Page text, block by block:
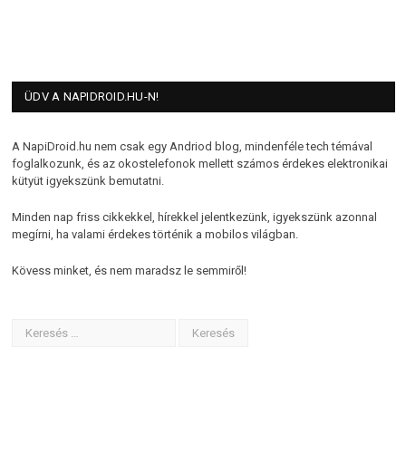
ÜDV A NAPIDROID.HU-N!
A NapiDroid.hu nem csak egy Andriod blog, mindenféle tech témával
foglalkozunk, és az okostelefonok mellett számos érdekes elektronikai
kütyüt igyekszünk bemutatni.
Minden nap friss cikkekkel, hírekkel jelentkezünk, igyekszünk azonnal
megírni, ha valami érdekes történik a mobilos világban.
Kövess minket, és nem maradsz le semmiről!